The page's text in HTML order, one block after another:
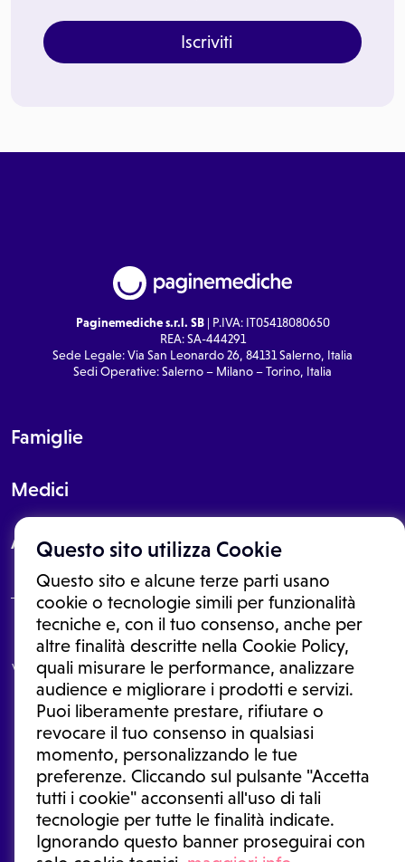
Questo sito utilizza Cookie
Questo sito e alcune terze parti usano
cookie o tecnologie simili per funzionalità
tecniche e, con il tuo consenso, anche per
altre finalità descritte nella Cookie Policy,
quali misurare le performance, analizzare
audience e migliorare i prodotti e servizi.
Puoi liberamente prestare, rifiutare o
revocare il tuo consenso in qualsiasi
momento, personalizzando le tue
preferenze. Cliccando sul pulsante "Accetta
tutti i cookie" acconsenti all'uso di tali
tecnologie per tutte le finalità indicate.
Ignorando questo banner proseguirai con
Iscriviti
Paginemediche s.r.l. SB| P.IVA: IT05418080650
REA: SA-444291
Sede Legale: Via San Leonardo 26, 84131 Salerno, Italia
Sedi Operative: Salerno – Milano – Torino, Italia
Famiglie
Medici
About
Le informazioni proposte in questo sito non sono un consulto medico.
In nessun caso, queste informazioni sostituiscono un consulto, una
visita o una diagnosi formulata dal medico. Non si devono considerare
le informazioni disponibili come suggerimenti per la formulazione di
una diagnosi, la determinazione di un trattamento o l'assunzione o
sospensione di un farmaco senza prima consultare un medico di
medicina generale o uno specialista.
Condizioni di utilizzo|Privacy Policy |Gestione cookie
Ⓒ 2025 | Tutti i diritti riservati.